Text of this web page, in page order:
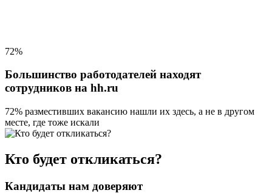
72%
Большинство работодателей находят
сотрудников на hh.ru
72% разместивших вакансию нашли их здесь, а не в другом
месте, где тоже искали
Кто будет откликаться?
Кандидаты нам доверяют